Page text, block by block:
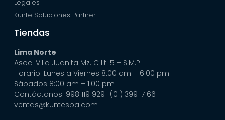
Legales
Kunte Soluciones Partner
Tiendas
Lima Norte:
Asoc. Villa Juanita Mz. C Lt. 5 – S.M.P.
Horario: Lunes a Viernes 8:00 am – 6:00 pm
Sábados 8:00 am – 1:00 pm
Contáctanos: 998 119 929 | (01) 399-7166
ventas@kuntespa.com